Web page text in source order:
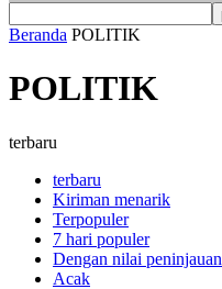
Beranda POLITIK
POLITIK
terbaru
terbaru
Kiriman menarik
Terpopuler
7 hari populer
Dengan nilai peninjauan
Acak